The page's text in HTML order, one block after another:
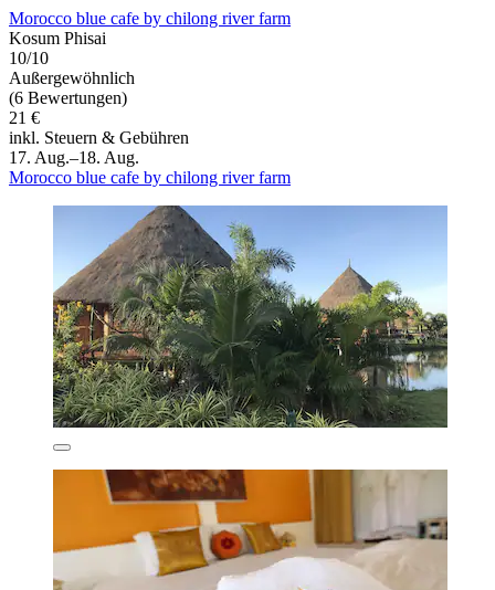
Morocco blue cafe by chilong river farm
Kosum Phisai
10/10
Außergewöhnlich
(6 Bewertungen)
21 €
inkl. Steuern & Gebühren
17. Aug.–18. Aug.
Morocco blue cafe by chilong river farm